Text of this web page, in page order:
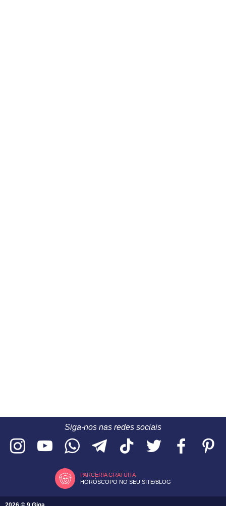
Siga-nos nas redes sociais
PARCERIA GRATUITA
HORÓSCOPO NO SEU SITE/BLOG